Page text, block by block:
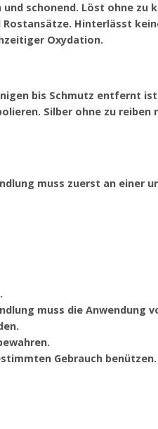
und schonend. Löst ohne zu
Rostansätze. Hinterlässt
Oxydation.
bis Schmutz entfernt ist.
Silber ohne zu
muss zuerst an einer
muss die Anwendung
Gebrauch benützen.